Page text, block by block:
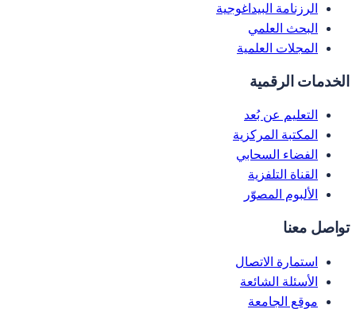
الرزنامة البيداغوجية
البحث العلمي
المجلات العلمية
الخدمات الرقمية
التعليم عن بُعد
المكتبة المركزية
الفضاء السحابي
القناة التلفزية
الألبوم المصوّر
تواصل معنا
استمارة الاتصال
الأسئلة الشائعة
موقع الجامعة